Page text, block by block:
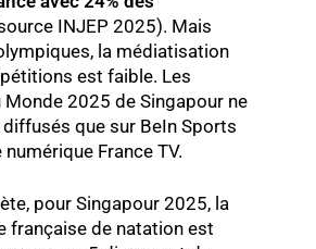
INJEP 2025). Mais
la médiatisation
est faible. Les
2025 de Singapour ne
que sur BeIn Sports
France TV.
pour Singapour 2025, la
française de natation est